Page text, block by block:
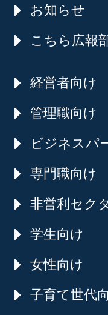
お知らせ
こちら広報
経営者向け
管理職向け
ビジネスパ
専門職向け
非営利セク
学生向け
女性向け
子育て世代